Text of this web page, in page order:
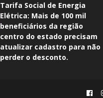
Tarifa Social de Energia
Elétrica: Mais de 100 mil
beneficiários da região
centro do estado precisam
atualizar cadastro para não
perder o desconto.